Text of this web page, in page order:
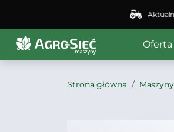
Aktualne
Oferta
Strona główna